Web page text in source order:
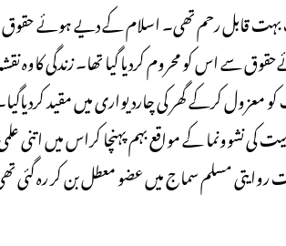
قابل رحم تھی۔ اسلام کے دیے ہوئے حقوق
سے اس کو محروم کردیا گیا تھا۔ زندگی کاوہ
کرکے گھر کی چاردیواری میں مقید
نشوونما کے مواقع بہم پہنچا کراس میں اتنی
مسلم سماج میں عضو معطل بن کر رہ گئی